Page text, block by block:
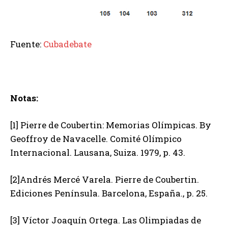
Fuente: Cubadebate
Notas:
[1] Pierre de Coubertin: Memorias Olímpicas. By
Geoffroy de Navacelle. Comité Olímpico
Internacional. Lausana, Suiza. 1979, p. 43.
[2]Andrés Mercé Varela. Pierre de Coubertin.
Ediciones Península. Barcelona, España., p. 25.
[3] Víctor Joaquín Ortega. Las Olimpiadas de